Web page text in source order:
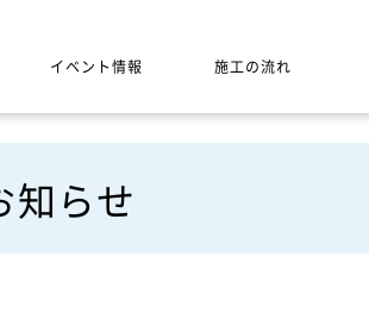
イベント情報 施工の流れ
知らせ